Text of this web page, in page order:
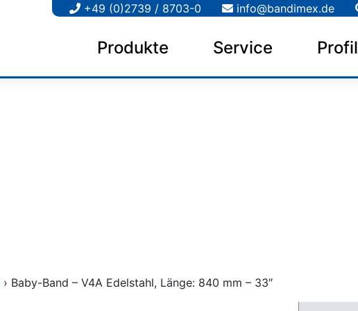
Produkte Service Profil
+49 (0)2739 / 8703-0 info@bandimex.de
› Baby-Band – V4A Edelstahl, Länge: 840 mm – 33″